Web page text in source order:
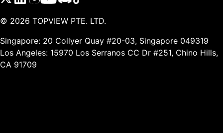
© 2026 TOPVIEW PTE. LTD.
Singapore: 20 Collyer Quay #20-03, Singapore 049319
Los Angeles: 15970 Los Serranos CC Dr #251, Chino Hills,
CA 91709